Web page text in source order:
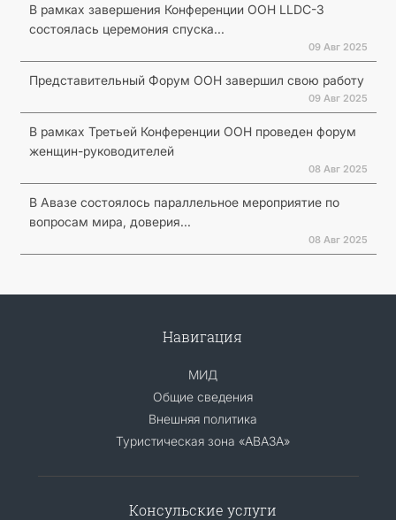
В рамках завершения Конференции ООН LLDC-3
состоялась церемония спуска...
09 Авг 2025
Представительный Форум ООН завершил свою работу
09 Авг 2025
В рамках Третьей Конференции ООН проведен форум
женщин-руководителей
08 Авг 2025
В Авазе состоялось параллельное мероприятие по
вопросам мира, доверия...
08 Авг 2025
Навигация
МИД
Общие сведения
Внешняя политика
Туристическая зона «АВАЗА»
Консульские услуги